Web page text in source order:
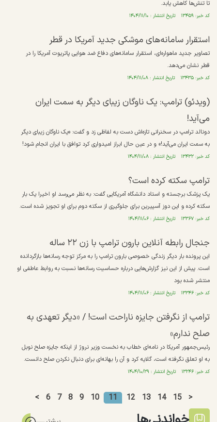
تا تنش‌ها کاهش یابد.
کد خبر: ۱۳۴۵۹ تاریخ انتشار : ۱۴۰۴/۱۱/۱۰
استقرار سامانه‌های موشکی جدید آمریکا در قطر
تصاویر جدید ماهواره‌ای، استقرار سامانه‌های دفاع ضد هوایی پاتریوت آمریکا را در
قطر نشان می‌دهد.
کد خبر: ۱۳۴۳۵ تاریخ انتشار : ۱۴۰۴/۱۱/۰۸
(ویدئو) ترامپ: یک ناوگان زیبای دیگر به سمت ایران
می‌آید!
دونالد ترامپ در سخنرانی تازه‌اش دست به لفاظی زد و گفت: «یک ناوگان زیبای دیگر
به سمت ایران می‌آید!» و در عین حال ابراز امیدواری کرد توافق با ایران انجام شود!
کد خبر: ۱۳۴۳۲ تاریخ انتشار : ۱۴۰۴/۱۱/۰۸
ترامپ سکته کرده است؟
یک پزشک برجسته و استاد دانشگاه آمریکایی گفت: به نظر می‌رسد او اخیرا یک بار
سکته کرده و این دوز آسپیرین برای جلوگیری از سکته دوم برای او تجویز شده است.
کد خبر: ۱۳۳۶۷ تاریخ انتشار : ۱۴۰۴/۱۱/۰۶
جنجال رابطه آنلاین بارون ترامپ با زن ۲۲ ساله
این پرونده بار دیگر زندگی خصوصی بارون ترامپ را به مرکز توجه رسانه‌ها بازگردانده
است. پیش از این نیز گزارش‌هایی درباره حساسیت رسانه‌ها نسبت به روابط عاطفی او
منتشر شده بود
کد خبر: ۱۳۳۴۶ تاریخ انتشار : ۱۴۰۴/۱۱/۰۶
ترامپ از نگرفتن جایزه ناراحت است! / «دیگر تعهدی به
صلح ندارم»
رئیس‌جمهور آمریکا در نامه‌ای خطاب به نخست وزیر نروژ از اینکه جایزه صلح نوبل
به او تعلق نگرفته است، گلایه کرد و آن را بهانه‌ای برای دنبال نکردن صلح دانست.
کد خبر: ۱۳۲۴۶ تاریخ انتشار : ۱۴۰۴/۱۰/۲۹
< 6 7 8 9 10 11 12 13 14 15 >